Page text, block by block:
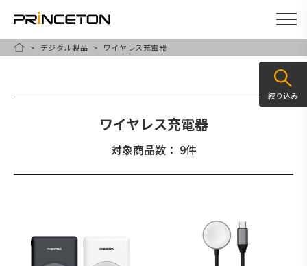
HOMEデジタル製品 ワイヤレス充電器
ワイヤレス充電器
対象商品数： 9件
絞り込み